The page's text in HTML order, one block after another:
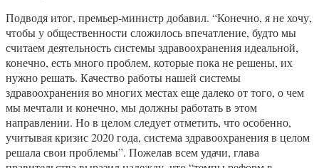
Подводя итог, премьер-министр добавил. “Конечно, я не хочу,
чтобы у общественности сложилось впечатление, будто мы
считаем деятельность системы здравоохранения идеальной,
конечно, есть много проблем, которые пока не решены, их
нужно решать. Качество работы нашей системы
здравоохранения во многих местах еще далеко от того, о чем
мы мечтали и конечно, мы должны работать в этом
направлении. Но в целом следует отметить, что особенно,
учитывая кризис 2020 года, система здравоохранения в целом
решала свои проблемы”. Пожелав всем удачи, глава